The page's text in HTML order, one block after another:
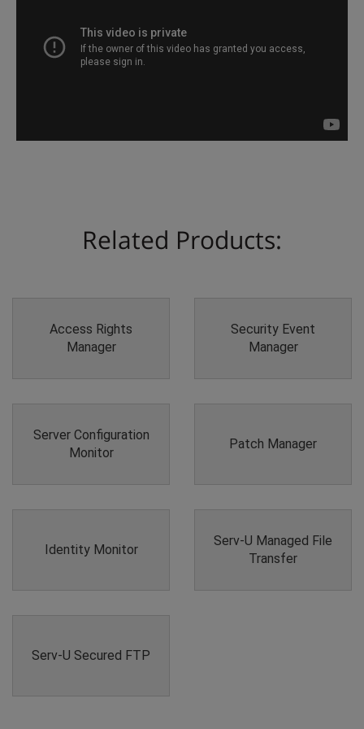
Related Products:
Access Rights
Manager
Security Event
Manager
Server Configuration
Monitor
Patch Manager
Identity Monitor
Serv-U Managed File
Transfer
Serv-U Secured FTP